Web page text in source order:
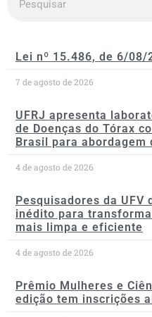
Lei nº 15.486, de 6/08/
7 de agosto de 2026
UFRJ apresenta
de Doenças do Tórax
Brasil para
4 de agosto de 2026
Pesquisadores da UFV
inédito para
mais limpa e eficiente
4 de agosto de 2026
Prêmio Mulheres e
edição tem inscrições